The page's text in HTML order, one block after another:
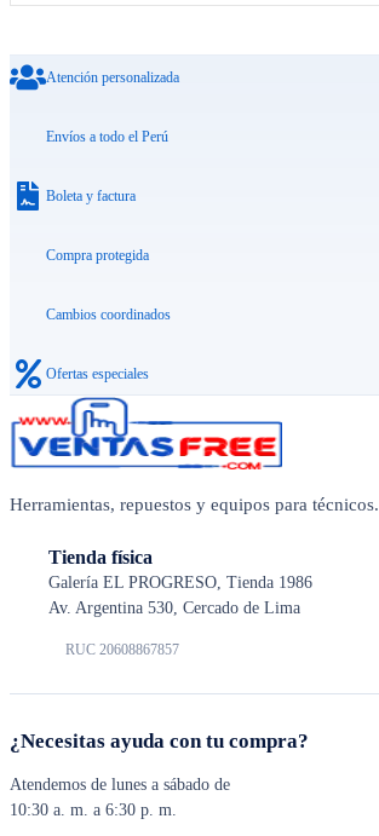
Atención personalizada
Envíos a todo el Perú
Boleta y factura
Compra protegida
Cambios coordinados
Ofertas especiales
Herramientas, repuestos y equipos para técnicos.
Tienda física
Galería EL PROGRESO, Tienda 1986
Av. Argentina 530, Cercado de Lima
RUC 20608867857
¿Necesitas ayuda con tu compra?
Atendemos de lunes a sábado de
10:30 a. m. a 6:30 p. m.